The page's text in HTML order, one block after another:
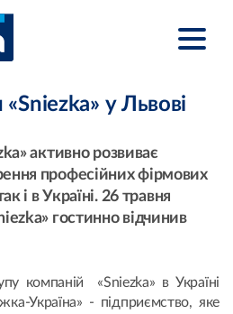
у Львові
активно розвиває
професійних фірмових
і в Україні. 26 травня
гостинно відчинив
компаній «Sniezka» в Україні
Україна» - підприємство, яке